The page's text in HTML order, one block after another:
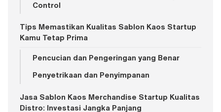
Control
Tips Memastikan Kualitas Sablon Kaos Startup
Kamu Tetap Prima
Pencucian dan Pengeringan yang Benar
Penyetrikaan dan Penyimpanan
Jasa Sablon Kaos Merchandise Startup Kualitas
Distro: Investasi Jangka Panjang